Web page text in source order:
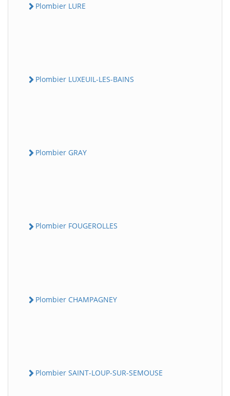
Plombier LURE
Plombier LUXEUIL-LES-BAINS
Plombier GRAY
Plombier FOUGEROLLES
Plombier CHAMPAGNEY
Plombier SAINT-LOUP-SUR-SEMOUSE